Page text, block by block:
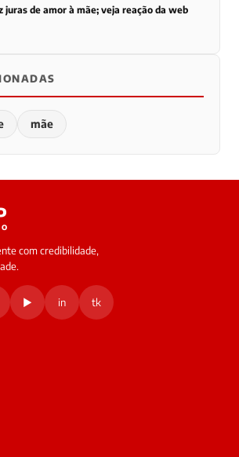
juras de amor à mãe; veja reação da web
mãe
com credibilidade,
▶ in tk